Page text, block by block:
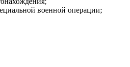
военной операции;